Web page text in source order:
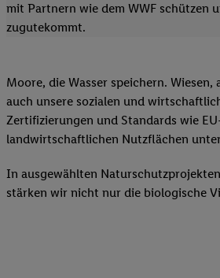
mit Partnern wie dem WWF schützen
zugutekommt.
Moore, die Wasser speichern.
auch unsere sozialen und
Zertifizierungen und Standards wie
landwirtschaftlichen Nutzflächen
In ausgewählten
stärken wir nicht nur die biologische